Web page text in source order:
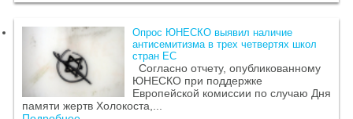
Опрос ЮНЕСКО выявил наличие
антисемитизма в трех четвертях школ
стран ЕС
Согласно отчету, опубликованному
ЮНЕСКО при поддержке
Европейской комиссии по случаю Дня
памяти жертв Холокоста,...